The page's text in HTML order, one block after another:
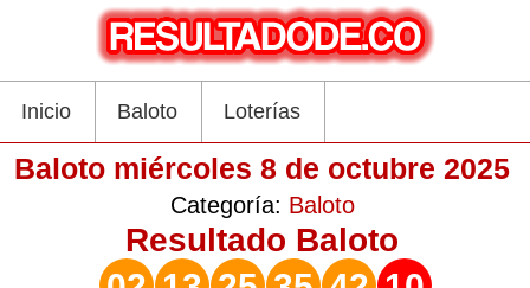
Inicio Baloto Loterías
Baloto miércoles 8 de octubre 2025
Categoría: Baloto
Resultado Baloto